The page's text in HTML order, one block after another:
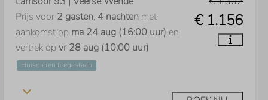
€ 1.156
Prijs voor 2 gasten, 4 nachten met
aankomst op ma 24 aug (16:00 uur) en
vertrek op vr 28 aug (10:00 uur)
Huisdieren toegestaan